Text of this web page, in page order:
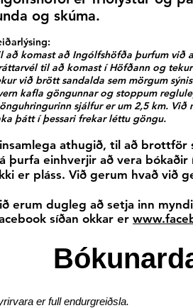
og skúma.
að komast að Ingólfshöfða þurfum við
til að komast í Höfðann og
við brött sandalda sem mörgum
kafla göngunnar og stoppum
sjálfur er um 2,5 km.
þátt í þessari frekar léttu göngu.
athugið, til að brottför
þurfa einhverjir að vera bókaðir
er pláss. Við gerum hvað við
erum dugleg að setja inn
síðan okkar er
er full endurgreiðsla.